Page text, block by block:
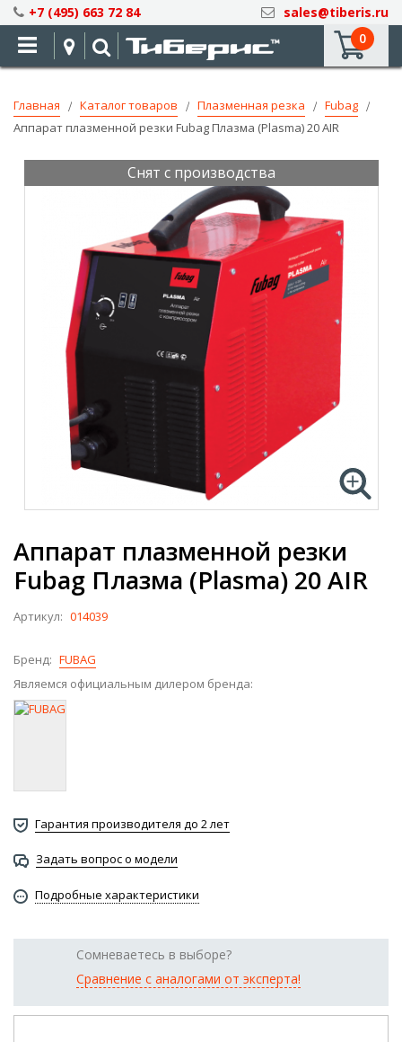
Skip
to
Content
+7 (495) 663 72 84
sales@tiberis.ru
0
Главная Каталог товаров Плазменная резка
Fubag
Аппарат плазменной резки Fubag Плазма (Plasma) 20 AIR
Аппарат плазменной резки
Fubag Плазма (Plasma) 20 AIR
Артикул: 014039
Бренд: FUBAG
Являемся официальным дилером бренда:
Гарантия производителя до 2 лет
Задать вопрос о модели
Подробные характеристики
Сомневаетесь в выборе?
Сравнение с аналогами от эксперта!
Снят с производства